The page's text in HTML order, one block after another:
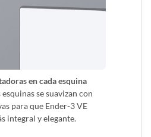
en cada esquina
se suavizan con
para que Ender-3 VE
integral y elegante.